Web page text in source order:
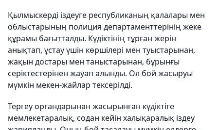
Қылмыскерді іздеуге республиканың қалалары мен
облыстарының полиция департаменттерінің жеке
құрамы бағытталды. Күдіктінің тұрған жерін
анықтап, ұстау үшін көршілері мен туыстарынан,
жақын достары мен таныстарынан, бұрынғы
серіктестерінен жауап алынды. Ол бой жасыруы
мүмкін мекен-жайлар тексерілді.
Тергеу органдарынан жасырынған күдіктіге
мемлекетаралық, содан кейін халықаралық іздеу